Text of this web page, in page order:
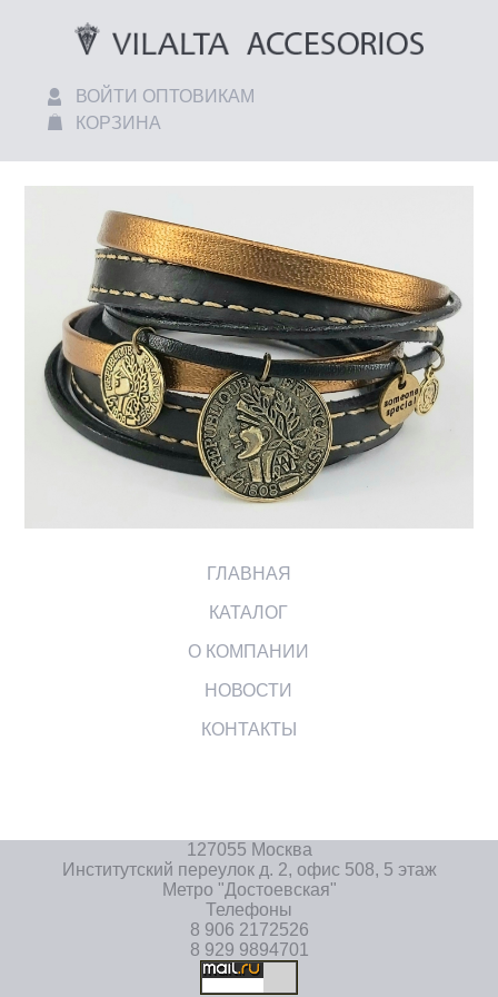
ВОЙТИ ОПТОВИКАМ
КОРЗИНА
ГЛАВНАЯ
КАТАЛОГ
О КОМПАНИИ
НОВОСТИ
КОНТАКТЫ
127055 Москва
Институтский переулок д. 2, офис 508, 5 этаж
Метро "Достоевская"
Телефоны
8 906 2172526
8 929 9894701